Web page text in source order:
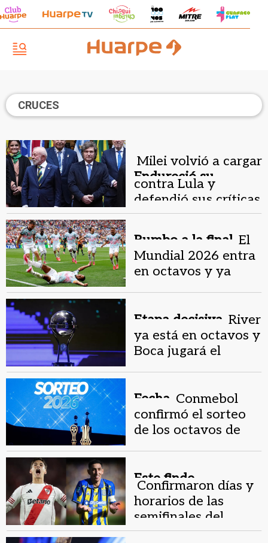
CRUCES
Endureció su
discurso.
Milei volvió a cargar
contra Lula y
defendió sus críticas
en Brasil
Rumbo a la final. El
Mundial 2026 entra
en octavos y ya
Etapa decisiva. River
ya está en octavos y
Boca jugará el
Fecha. Conmebol
confirmó el sorteo
de los octavos de
Este finde.
Confirmaron días y
horarios de las
semifinales del
Torneo Apertura